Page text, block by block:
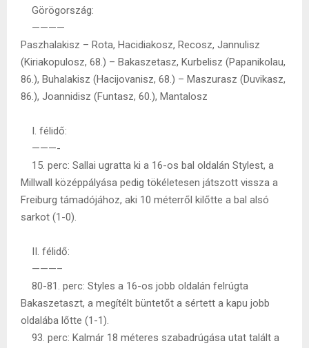
Görögország:
————
Paszhalakisz – Rota, Hacidiakosz, Recosz, Jannulisz
(Kiriakopulosz, 68.) – Bakaszetasz, Kurbelisz (Papanikolau,
86.), Buhalakisz (Hacijovanisz, 68.) – Maszurasz (Duvikasz,
86.), Joannidisz (Funtasz, 60.), Mantalosz
I. félidő:
———-
15. perc: Sallai ugratta ki a 16-os bal oldalán Stylest, a
Millwall középpályása pedig tökéletesen játszott vissza a
Freiburg támadójához, aki 10 méterről kilőtte a bal alsó
sarkot (1-0).
II. félidő:
———–
80-81. perc: Styles a 16-os jobb oldalán felrúgta
Bakaszetaszt, a megítélt büntetőt a sértett a kapu jobb
oldalába lőtte (1-1).
93. perc: Kalmár 18 méteres szabadrúgása utat talált a